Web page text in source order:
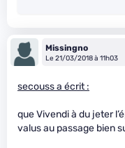
Missingno
Le 21/03/2018 à 11h03
secouss a écrit :
que Vivendi à du jeter
valus au passage bien